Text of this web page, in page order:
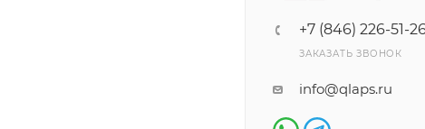
+7 (846) 226-51-
ЗАКАЗАТЬ ЗВОНОК
info@qlaps.ru